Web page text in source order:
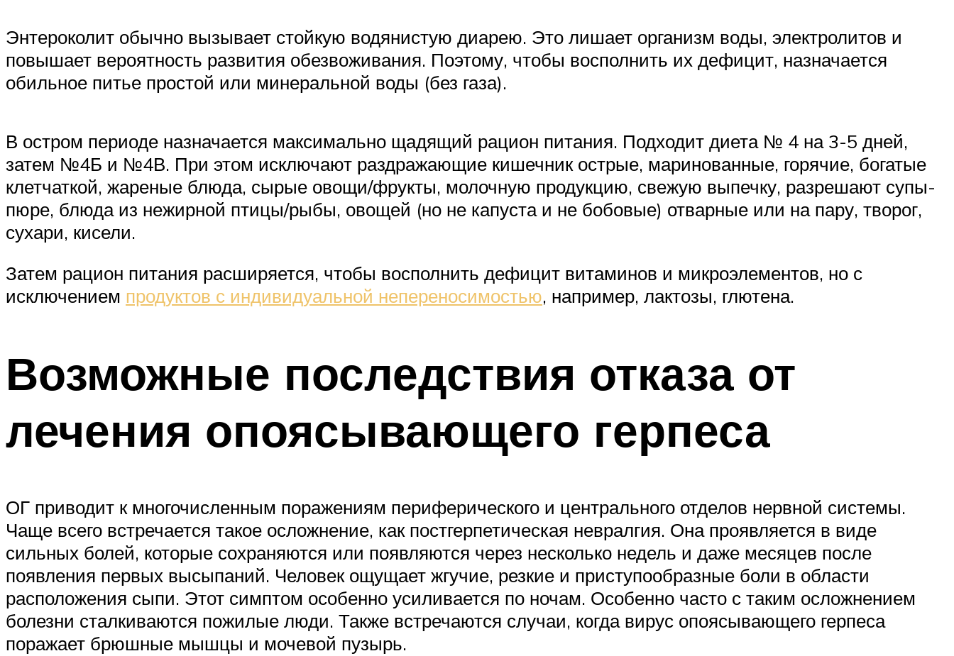
Энтероколит обычно вызывает стойкую водянистую диарею. Это лишает организм воды, электролитов и
повышает вероятность развития обезвоживания. Поэтому, чтобы восполнить их дефицит, назначается
обильное питье простой или минеральной воды (без газа).
В остром периоде назначается максимально щадящий рацион питания. Подходит диета № 4 на 3-5 дней,
затем №4Б и №4В. При этом исключают раздражающие кишечник острые, маринованные, горячие, богатые
клетчаткой, жареные блюда, сырые овощи/фрукты, молочную продукцию, свежую выпечку, разрешают супы-
пюре, блюда из нежирной птицы/рыбы, овощей (но не капуста и не бобовые) отварные или на пару, творог,
сухари, кисели.
Затем рацион питания расширяется, чтобы восполнить дефицит витаминов и микроэлементов, но с
исключением продуктов с индивидуальной непереносимостью, например, лактозы, глютена.
Возможные последствия отказа от
лечения опоясывающего герпеса
ОГ приводит к многочисленным поражениям периферического и центрального отделов нервной системы.
Чаще всего встречается такое осложнение, как постгерпетическая невралгия. Она проявляется в виде
сильных болей, которые сохраняются или появляются через несколько недель и даже месяцев после
появления первых высыпаний. Человек ощущает жгучие, резкие и приступообразные боли в области
расположения сыпи. Этот симптом особенно усиливается по ночам. Особенно часто с таким осложнением
болезни сталкиваются пожилые люди. Также встречаются случаи, когда вирус опоясывающего герпеса
поражает брюшные мышцы и мочевой пузырь.